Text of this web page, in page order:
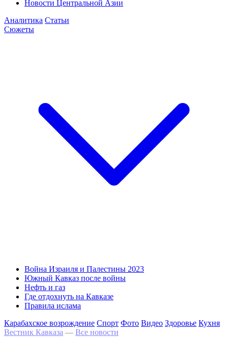
Новости Центральной Азии
Аналитика Статьи
Сюжеты
Война Израиля и Палестины 2023
Южный Кавказ после войны
Нефть и газ
Где отдохнуть на Кавказе
Правила ислама
Карабахское возрождение Спорт Фото Видео Здоровье Кухня
Вестник Кавказа — Все новости